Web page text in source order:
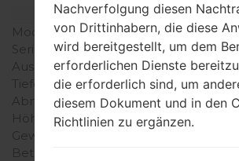
Modell und seine
Modell
LGH870I
Serie
LG G6
Ausgabe
-
Tiefe
Abmessungen (Breite /
Höhe)
-
Gewicht
Betriebssystem
Nachverfolgung diesen
von Drittinhabern, die diese
wird bereitgestellt, um dem
erforderlichen Dienste
die erforderlich sind, um
diesem Dokument und in den
Richtlinien zu ergänzen.